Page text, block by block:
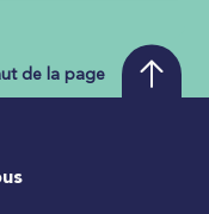
de la page